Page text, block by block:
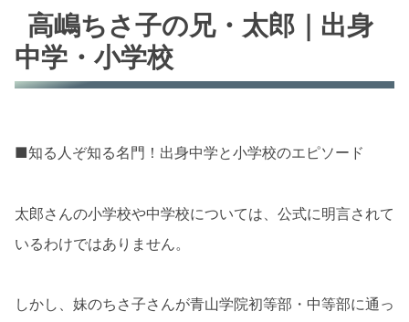
高嶋ちさ子の兄・太郎｜出身
中学・小学校
■知る人ぞ知る名門！出身中学と小学校のエピソード
太郎さんの小学校や中学校については、公式に明言されて
いるわけではありません。
しかし、妹のちさ子さんが青山学院初等部・中等部に通っ